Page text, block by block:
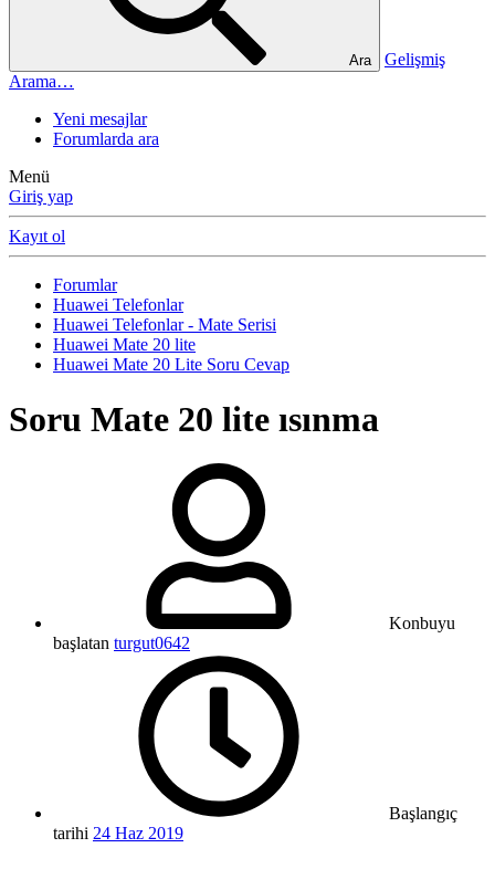
Ara
Gelişmiş
Arama…
Yeni mesajlar
Forumlarda ara
Menü
Giriş yap
Kayıt ol
Forumlar
Huawei Telefonlar
Huawei Telefonlar - Mate Serisi
Huawei Mate 20 lite
Huawei Mate 20 Lite Soru Cevap
Soru Mate 20 lite ısınma
Konbuyu
başlatan turgut0642
Başlangıç
tarihi 24 Haz 2019